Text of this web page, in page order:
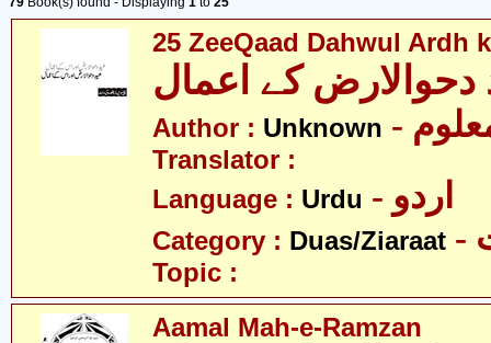
25 ZeeQaad Dahwul Ardh
کے اعمال
Author : Unknown معلوم
Translator :
Language : Urdu - اردو
Category : Duas/Ziaraat
Topic :
Aamal Mah-e-Ramzan